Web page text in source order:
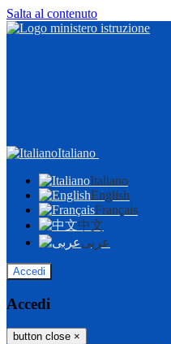
Salta al contenuto
Italiano
Italiano
English
Français
中文
عربى
Accedi
Accedi
button close ×